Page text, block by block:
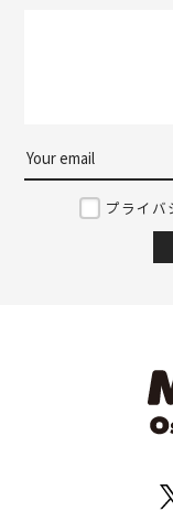
プライバ